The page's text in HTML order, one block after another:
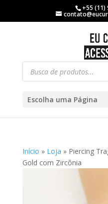
+55 (11)
Escolha uma Página
Início » Loja » Piercing
Gold com Zircônia